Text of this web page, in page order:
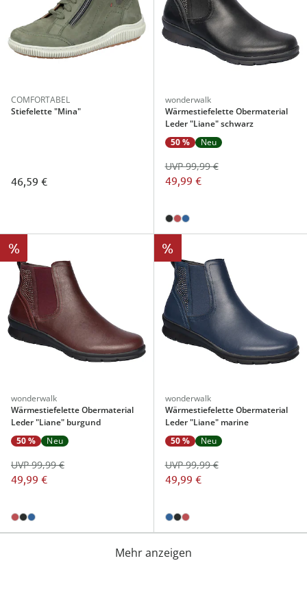
COMFORTABEL
Stiefelette "Mina"
46,59 €
wonderwalk
Wärmestiefelette Obermaterial
Leder "Liane" schwarz
50 %
Neu
49,99 €
UVP 99,99 €
%
wonderwalk
Wärmestiefelette Obermaterial
Leder "Liane" burgund
50 %
Neu
49,99 €
UVP 99,99 €
%
wonderwalk
Wärmestiefelette Obermaterial
Leder "Liane" marine
50 %
Neu
49,99 €
UVP 99,99 €
Mehr anzeigen